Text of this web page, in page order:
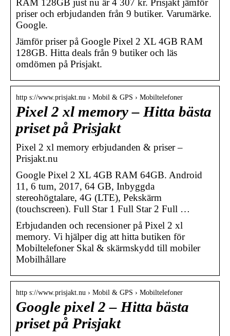
RAM 128GB just nu är 4 307 kr. Prisjakt jämför
priser och erbjudanden från 9 butiker. Varumärke.
Google.
Jämför priser på Google Pixel 2 XL 4GB RAM
128GB. Hitta deals från 9 butiker och läs
omdömen på Prisjakt.
http s://www.prisjakt.nu › Mobil & GPS › Mobiltelefoner
Pixel 2 xl memory – Hitta bästa
priset på Prisjakt
Pixel 2 xl memory erbjudanden & priser –
Prisjakt.nu
Google Pixel 2 XL 4GB RAM 64GB. Android
11, 6 tum, 2017, 64 GB, Inbyggda
stereohögtalare, 4G (LTE), Pekskärm
(touchscreen). Full Star 1 Full Star 2 Full …
Erbjudanden och recensioner på Pixel 2 xl
memory. Vi hjälper dig att hitta butiken för
Mobiltelefoner Skal & skärmskydd till mobiler
Mobilhållare
http s://www.prisjakt.nu › Mobil & GPS › Mobiltelefoner
Google pixel 2 – Hitta bästa
priset på Prisjakt